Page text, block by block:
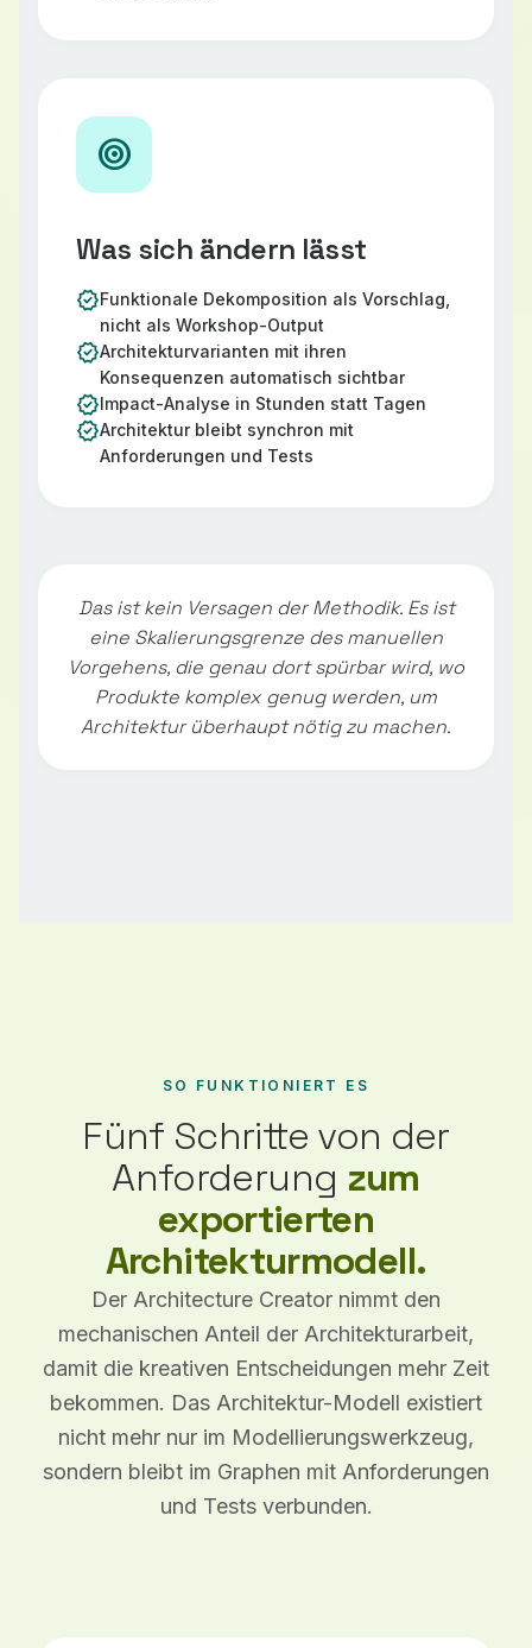
target
Was sich ändern lässt
verifiedFunktionale Dekomposition als Vorschlag,
nicht als Workshop-Output
verifiedArchitekturvarianten mit ihren
Konsequenzen automatisch sichtbar
verifiedImpact-Analyse in Stunden statt Tagen
verifiedArchitektur bleibt synchron mit
Anforderungen und Tests
Das ist kein Versagen der Methodik. Es ist
eine Skalierungsgrenze des manuellen
Vorgehens, die genau dort spürbar wird, wo
Produkte komplex genug werden, um
Architektur überhaupt nötig zu machen.
SO FUNKTIONIERT ES
Fünf Schritte von der
Anforderung zum
exportierten
Architekturmodell.
Der Architecture Creator nimmt den
mechanischen Anteil der Architekturarbeit,
damit die kreativen Entscheidungen mehr Zeit
bekommen. Das Architektur-Modell existiert
nicht mehr nur im Modellierungswerkzeug,
sondern bleibt im Graphen mit Anforderungen
und Tests verbunden.